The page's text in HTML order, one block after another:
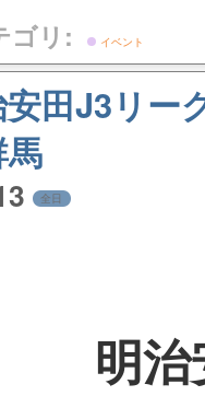
ゴリ: イベント
安田J3リ
全日
明